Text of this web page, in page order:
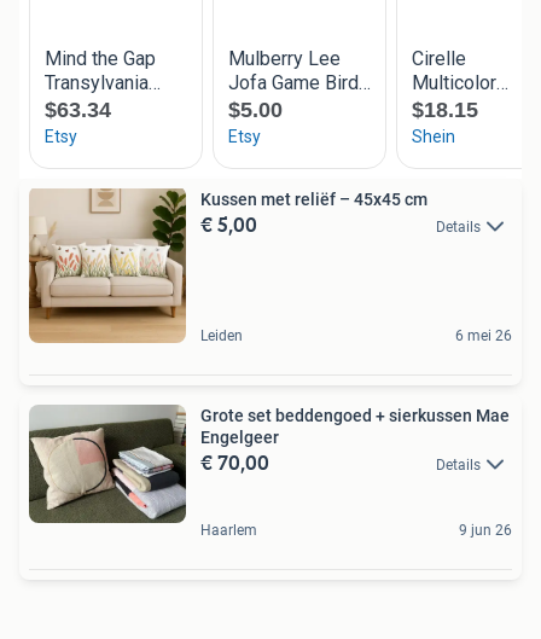
Kussen met reliëf – 45x45 cm
€ 5,00 Details
Leiden 6 mei 26
Grote set beddengoed + sierkussen Mae
Engelgeer
€ 70,00 Details
Haarlem 9 jun 26